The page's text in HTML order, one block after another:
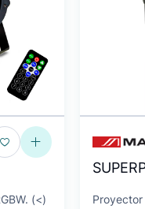
(<)
Proyector